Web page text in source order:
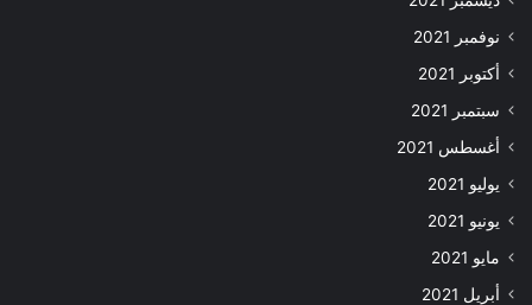
نوفمبر 2021
أكتوبر 2021
سبتمبر 2021
أغسطس 2021
يوليو 2021
يونيو 2021
مايو 2021
أبريل 2021